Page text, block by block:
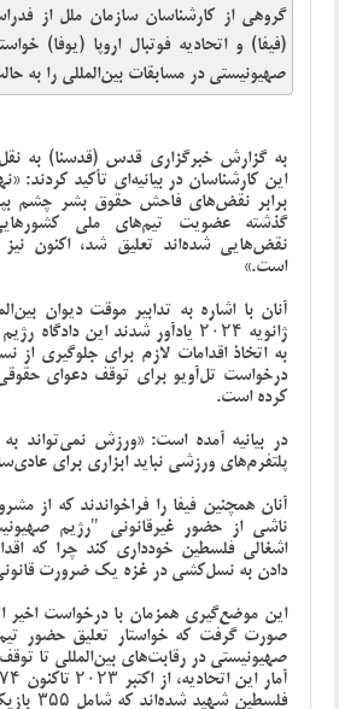
گروهی از کارشناسان سازمان ملل از
(فیفا) و اتحادیه فوتبال اروپا (یوفا)
صهیونیستی در مسابقات بین‌المللی را به
به گزارش خبرگزاری قدس (قدسنا) به نقل
این کارشناسان در بیانیه‌ای تأکید کردند:
برابر نقض‌های فاحش حقوق بشر چشم
گذشته عضویت تیم‌های ملی
نقض‌هایی شده‌اند تعلیق شد، اکنون
است.»
ژانویه ۲۰۲۴ یادآور شدند این
به اتخاذ اقدامات لازم برای جلوگیری
درخواست تل‌آویو برای توقف دعوای
کرده است.
در بیانیه آمده است: «ورزش نمی‌تواند به
پلتفرم‌های ورزشی نباید ابزاری برای
آنان همچنین فیفا را فراخواندند که از
ناشی از حضور غیرقانونی "رژیم
اشغالی فلسطین خودداری کند چرا که
دادن به نسل‌کشی در غزه یک ضرورت
این موضع‌گیری همزمان با درخواست اخیر
صورت گرفت که خواستار تعلیق حضور
صهیونیستی در رقابت‌های بین‌المللی تا